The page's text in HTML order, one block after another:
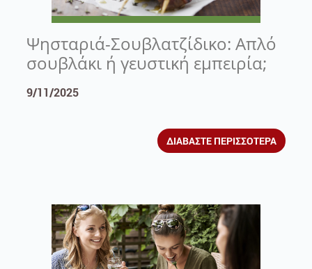
Ψησταριά-Σουβλατζίδικο: Απλό
σουβλάκι ή γευστική εμπειρία;
9/11/2025
ΔΙΑΒΑΣΤΕ ΠΕΡΙΣΣΟΤΕΡΑ